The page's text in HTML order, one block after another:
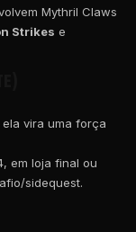
Mythril Claws
Strikes e
vira uma força
em loja final ou
sidequest.